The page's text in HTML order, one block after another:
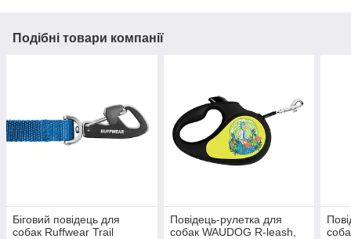
Подібні товари компанії
Біговий повідець для
собак Ruffwear Trail
Повідець-рулетка для
собак WAUDOG R-leash,